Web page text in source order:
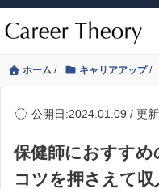
ホーム / キャリアアップ/
公開日:2024.01.09 / 更
保健師におすすめ
コツを押さえて